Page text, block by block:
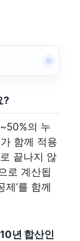
?
의 누
함께 적용
끝나지 않
로 계산됩
제’를 함께
년 합산인